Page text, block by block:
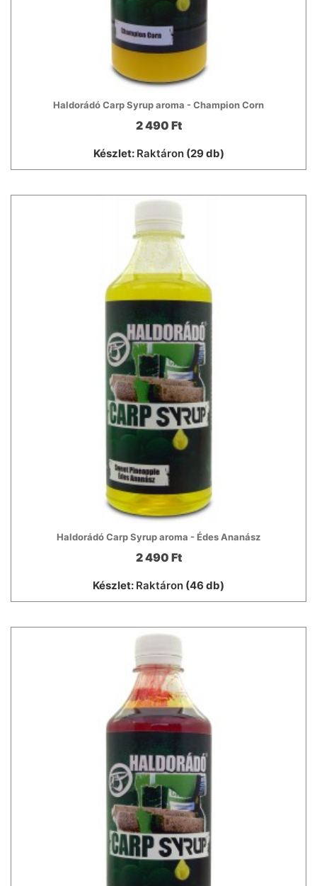
Haldorádó Carp Syrup aroma - Champion Corn
2 490 Ft
Készlet: Raktáron(29 db)
Haldorádó Carp Syrup aroma - Édes Ananász
2 490 Ft
Készlet: Raktáron (46 db)